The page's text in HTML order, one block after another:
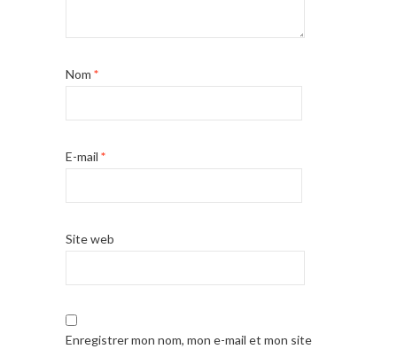
Nom *
E-mail *
Site web
Enregistrer mon nom, mon e-mail et mon site